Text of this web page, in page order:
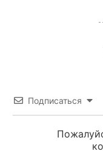
Подписаться